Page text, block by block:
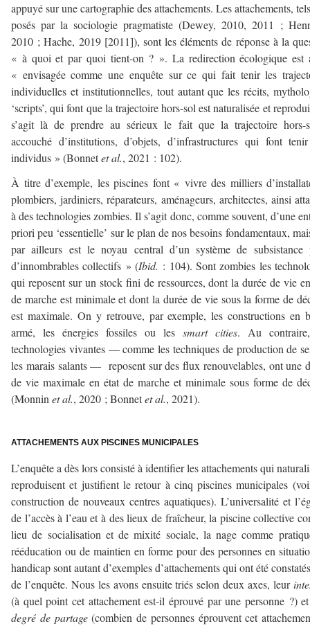
appuyé sur une cartographie des attachements. Les attachements,
posés par la sociologie pragmatiste (Dewey, 2010, 2011 ;
2010 ; Hache, 2019 [2011]), sont les éléments de réponse à la
« à quoi et par quoi tient-on ? ». La redirection écologique est
« envisagée comme une enquête sur ce qui fait tenir les
individuelles et institutionnelles, tout autant que les récits,
‘scripts’, qui font que la trajectoire hors-sol est naturalisée et
s’agit là de prendre au sérieux le fait que la trajectoire hors-
accouché d’institutions, d’objets, d’infrastructures qui font
individus » (Bonnetet al., 2021 : 102).
À titre d’exemple, les piscines font « vivre des milliers
plombiers, jardiniers, réparateurs, aménageurs, architectes, ainsi
à des technologies zombies. Il s’agit donc, comme souvent, d’une
priori peu ‘essentielle’ sur le plan de nos besoins fondamentaux,
par ailleurs est le noyau central d’un système de subsistance
d’innombrables collectifs » (Ibid. : 104). Sont zombies les
qui reposent sur un stock fini de ressources, dont la durée de vie
de marche est minimale et dont la durée de vie sous la forme de
est maximale. On y retrouve, par exemple, les constructions en
armé, les énergies fossiles ou les smart cities. Au
technologies vivantes — comme les techniques de production de
les marais salants — reposent sur des flux renouvelables, ont une
de vie maximale en état de marche et minimale sous forme de
(Monnin et al., 2020 ; Bonnetet al., 2021).
ATTACHEMENTS AUX PISCINES MUNICIPALES
L’enquête a dès lors consisté à identifier les attachements qui
reproduisent et justifient le retour à cinq piscines municipales
construction de nouveaux centres aquatiques). L’universalité et
de l’accès à l’eau et à des lieux de fraîcheur, la piscine collective
lieu de socialisation et de mixité sociale, la nage comme
rééducation ou de maintien en forme pour des personnes en
handicap sont autant d’exemples d’attachements qui ont été
de l’enquête. Nous les avons ensuite triés selon deux axes, leur
(à quel point cet attachement est-il éprouvé par une personne ?)
degré de partage(combien de personnes éprouvent cet